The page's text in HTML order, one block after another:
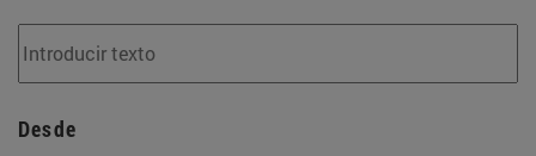
Desde